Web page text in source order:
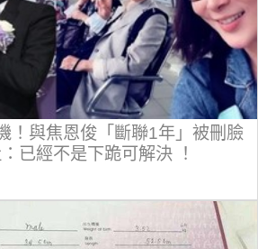
！與焦恩俊「斷聯1年」被刪臉
已經不是下跪可解決 ！